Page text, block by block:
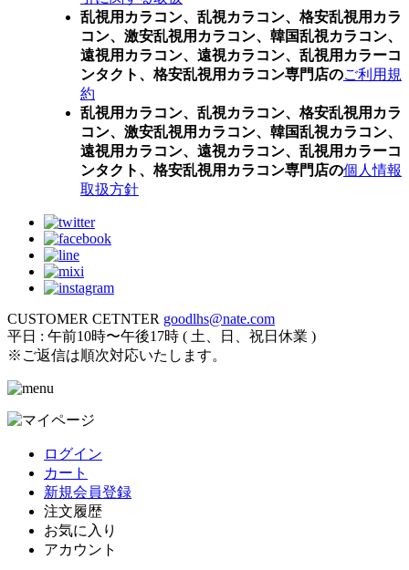
乱視用カラコン、乱視カラコン、格安乱視用カラ
コン、激安乱視用カラコン、韓国乱視カラコン、
遠視用カラコン、遠視カラコン、乱視用カラーコ
ンタクト、格安乱視用カラコン専門店のご利用規
約
乱視用カラコン、乱視カラコン、格安乱視用カラ
コン、激安乱視用カラコン、韓国乱視カラコン、
遠視用カラコン、遠視カラコン、乱視用カラーコ
ンタクト、格安乱視用カラコン専門店の個人情報
取扱方針
CUSTOMER CETNTER goodlhs@nate.com
平日 : 午前10時〜午後17時 ( 土、日、祝日休業 )
※ご返信は順次対応いたします。
ログイン
カート
新規会員登録
注文履歴
お気に入り
アカウント